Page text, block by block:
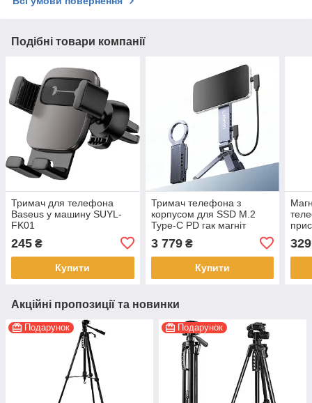
Подібні товари компанії
Тримач для телефона
Baseus у машину SUYL-
FK01
245 ₴
Купити
Тримач телефона з
корпусом для SSD M.2
Type-C PD гак магніт
3 779₴
Купити
329
Акційні пропозиції та новинки
Подарунок Подарунок